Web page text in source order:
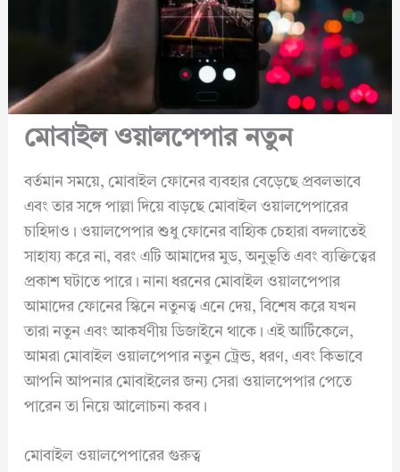
মোবাইল ওয়ালপেপার নতুন
বর্তমান সময়ে, মোবাইল ফোনের ব্যবহার বেড়েছে প্রবলভাবে
এবং তার সঙ্গে পাল্লা দিয়ে বাড়ছে মোবাইল ওয়ালপেপারের
চাহিদাও। ওয়ালপেপার শুধু ফোনের বাহ্যিক চেহারা বদলাতেই
সাহায্য করে না, বরং এটি আমাদের মুড, অনুভূতি এবং ব্যক্তিত্বের
প্রকাশ ঘটাতে পারে। নানা ধরনের মোবাইল ওয়ালপেপার
আমাদের ফোনের স্কিনে নতুনত্ব এনে দেয়, বিশেষ করে যখন
তারা নতুন এবং আকর্ষণীয় ডিজাইনে থাকে। এই আর্টিকেলে,
আমরা মোবাইল ওয়ালপেপার নতুন ট্রেন্ড, ধরণ, এবং কিভাবে
আপনি আপনার মোবাইলের জন্য সেরা ওয়ালপেপার পেতে
পারেন তা নিয়ে আলোচনা করব।
মোবাইল ওয়ালপেপারের গুরুত্ব